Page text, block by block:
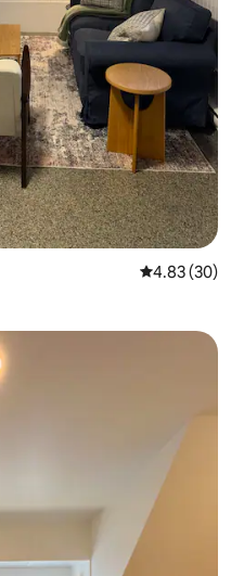
평점 4.83점(5
4.83 (30)